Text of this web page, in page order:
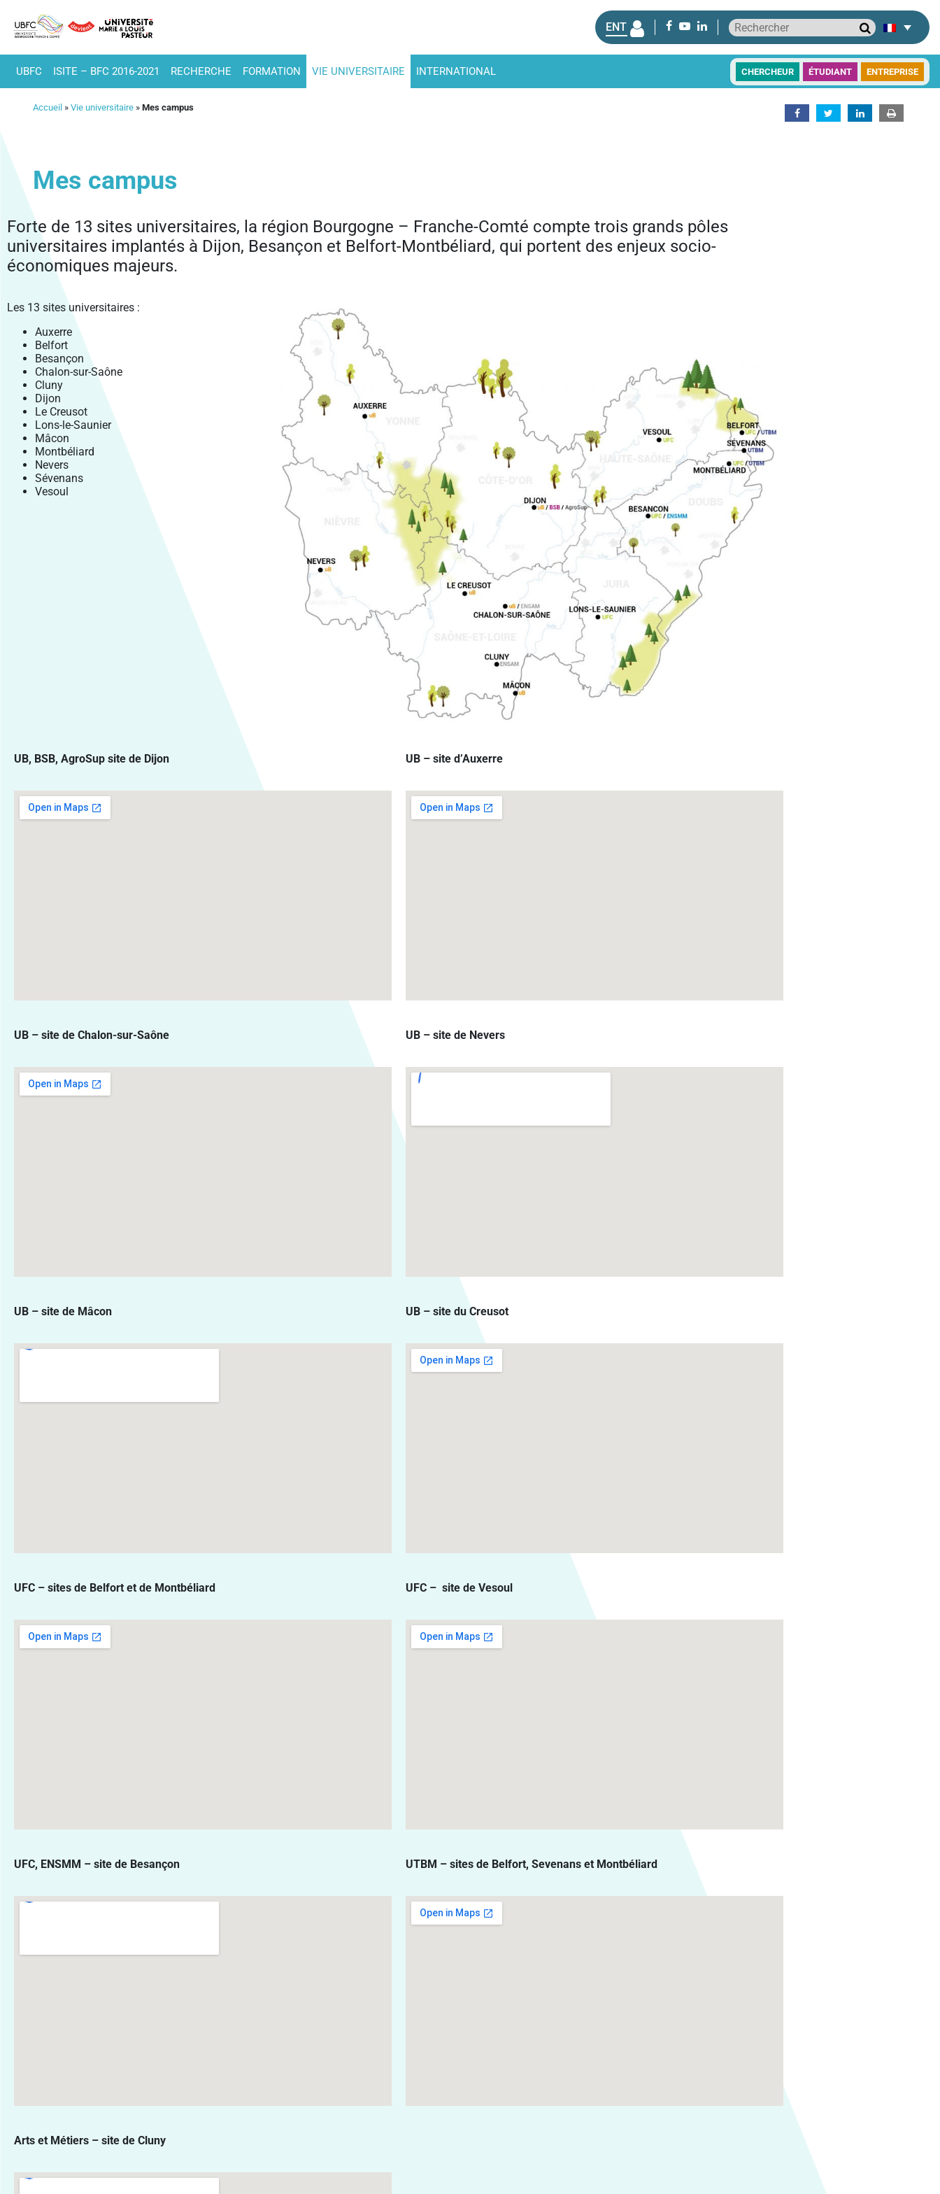
ENT
UBFC ISITE – BFC 2016-2021 RECHERCHE FORMATION VIE UNIVERSITAIRE INTERNATIONAL CHERCHEUR ÉTUDIANT ENTREPRISE
Accueil » Vie universitaire » Mes campus
Mes campus
Forte de 13 sites universitaires, la région Bourgogne – Franche-Comté compte trois grands pôles
universitaires implantés à Dijon, Besançon et Belfort-Montbéliard, qui portent des enjeux socio-
économiques majeurs.
Les 13 sites universitaires :
Auxerre
Belfort
Besançon
Chalon-sur-Saône
Cluny
Dijon
Le Creusot
Lons-le-Saunier
Mâcon
Montbéliard
Nevers
Sévenans
Vesoul
UB, BSB, AgroSup site de Dijon UB – site d’Auxerre
UB – site de Chalon-sur-Saône UB – site de Nevers
UB – site de Mâcon UB – site du Creusot
UFC – sites de Belfort et de Montbéliard UFC – site de Vesoul
UFC, ENSMM – site de Besançon UTBM – sites de Belfort, Sevenans et Montbéliard
Arts et Métiers – site de Cluny